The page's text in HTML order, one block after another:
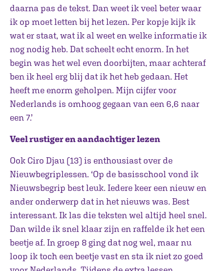
daarna pas de tekst. Dan weet ik veel beter waar
ik op moet letten bij het lezen. Per kopje kijk ik
wat er staat, wat ik al weet en welke informatie ik
nog nodig heb. Dat scheelt echt enorm. In het
begin was het wel even doorbijten, maar achteraf
ben ik heel erg blij dat ik het heb gedaan. Het
heeft me enorm geholpen. Mijn cijfer voor
Nederlands is omhoog gegaan van een 6,6 naar
een 7.’
Veel rustiger en aandachtiger lezen
Ook Ciro Djau (13) is enthousiast over de
Nieuwbegriplessen. ‘Op de basisschool vond ik
Nieuwsbegrip best leuk. Iedere keer een nieuw en
ander onderwerp dat in het nieuws was. Best
interessant. Ik las die teksten wel altijd heel snel.
Dan wilde ik snel klaar zijn en raffelde ik het een
beetje af. In groep 8 ging dat nog wel, maar nu
loop ik toch een beetje vast en sta ik niet zo goed